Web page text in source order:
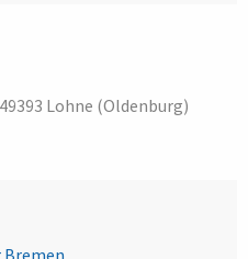
Lohne (Oldenburg)
Bremen